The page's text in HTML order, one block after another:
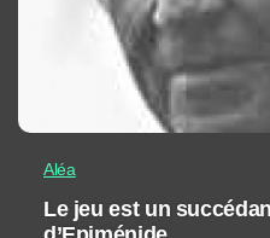
Aléa
Le jeu est un